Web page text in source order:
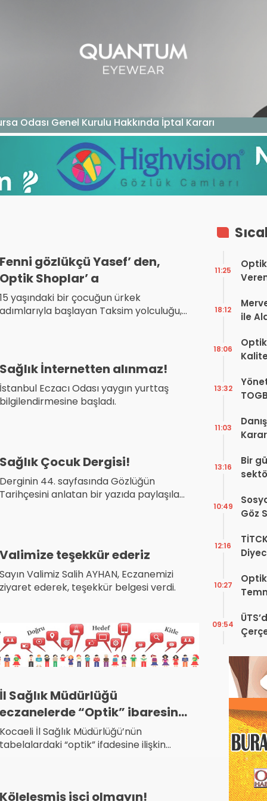
Odası Genel Kurulu Hakkında İptal Kararı
Fenni gözlükçü Yasef’ den,
Optik Shoplar’ a
15 yaşındaki bir çocuğun ürkek
adımlarıyla başlayan Taksim yolculuğu,
kente göçle mesleklerin paylaşımı ve
fenni gözlükçüden optiğe uzanan yol,
geçmişten geleceğe bir meslek hikâyesi
sunuyor.
Sağlık İnternetten alınmaz!
İstanbul Eczacı Odası yaygın yurttaş
bilgilendirmesine başladı.
Sağlık Çocuk Dergisi!
Derginin 44. sayfasında Gözlüğün
Tarihçesini anlatan bir yazıda paylaşılan
Valimize teşekkür ederiz
Sayın Valimiz Salih AYHAN, Eczanemizi
ziyaret ederek, teşekkür belgesi verdi.
İl Sağlık Müdürlüğü
eczanelerde “Optik” ibaresine
açıklama getirdi..
Kocaeli İl Sağlık Müdürlüğü’nün
tabelalardaki “optik” ifadesine ilişkin
Köleleşmiş işçi olmayın!
11:25
ile
18:12
18:06
13:32
11:03
Bir
13:16
Göz
10:49
12:16
10:27
09:54